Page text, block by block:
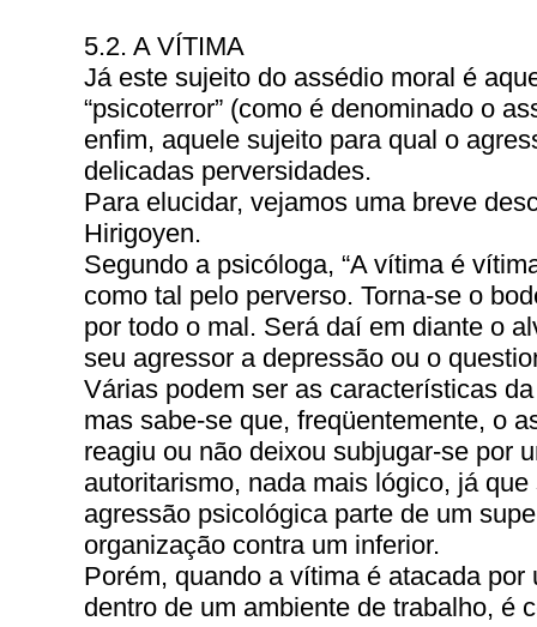
5.2. A VÍTIMA
Já este sujeito do assédio moral é
“psicoterror” (como é denominado o
enfim, aquele sujeito para qual o
delicadas perversidades.
Para elucidar, vejamos uma breve
Hirigoyen.
Segundo a psicóloga, “A vítima é
como tal pelo perverso. Torna-se o
por todo o mal. Será daí em diante o
seu agressor a depressão ou o
Várias podem ser as características
mas sabe-se que, freqüentemente, o
reagiu ou não deixou subjugar-se por
autoritarismo, nada mais lógico, já
agressão psicológica parte de um
organização contra um inferior.
Porém, quando a vítima é atacada por
dentro de um ambiente de trabalho, é